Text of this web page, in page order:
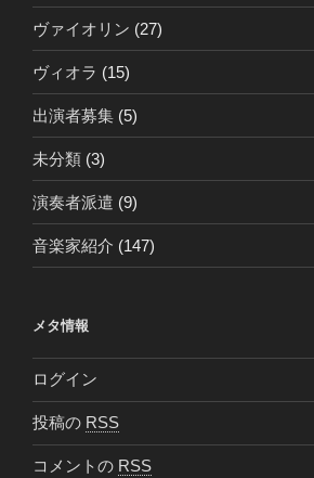
ヴァイオリン (27)
ヴィオラ (15)
出演者募集 (5)
未分類 (3)
演奏者派遣 (9)
音楽家紹介 (147)
メタ情報
ログイン
投稿の RSS
コメントの RSS